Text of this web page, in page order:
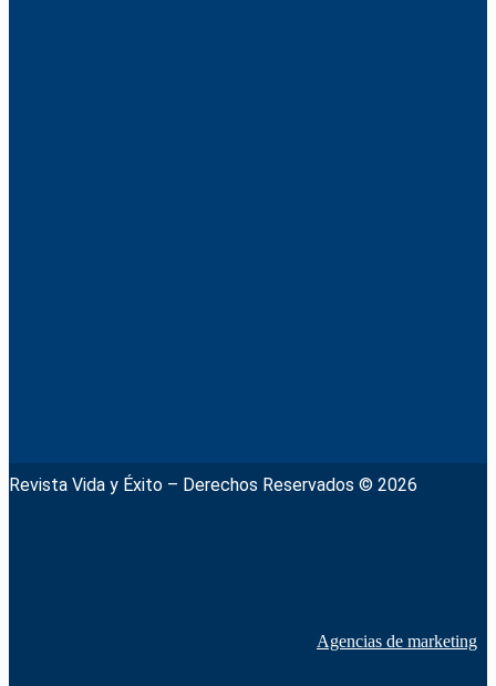
Revista Vida y Éxito – Derechos Reservados © 2026
Agencias de marketing